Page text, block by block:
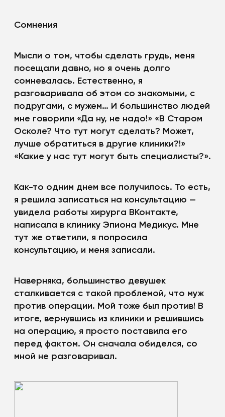
Сомнения
Мысли о том, чтобы сделать грудь, меня
посещали давно, но я очень долго
сомневалась. Естественно, я
разговаривала об этом со знакомыми, с
подругами, с мужем… И большинство людей
мне говорили «Да ну, не надо!» «В Старом
Осколе? Что тут могут сделать? Может,
лучше обратиться в другие клиники?!»
«Какие у нас тут могут быть специалисты?».
Как-то одним днем все получилось. То есть,
я решила записаться на консультацию —
увидела работы хирурга ВКонтакте,
написала в клинику Эпиона Медикус. Мне
тут же ответили, я попросила
консультацию, и меня записали.
Наверняка, большинство девушек
сталкивается с такой проблемой, что муж
против операции. Мой тоже был против! В
итоге, вернувшись из клиники и решившись
на операцию, я просто поставила его
перед фактом. Он сначала обиделся, со
мной не разговаривал.